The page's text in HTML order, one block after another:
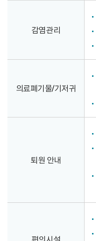
감염관리
의료폐기물/기저귀
퇴원 안내